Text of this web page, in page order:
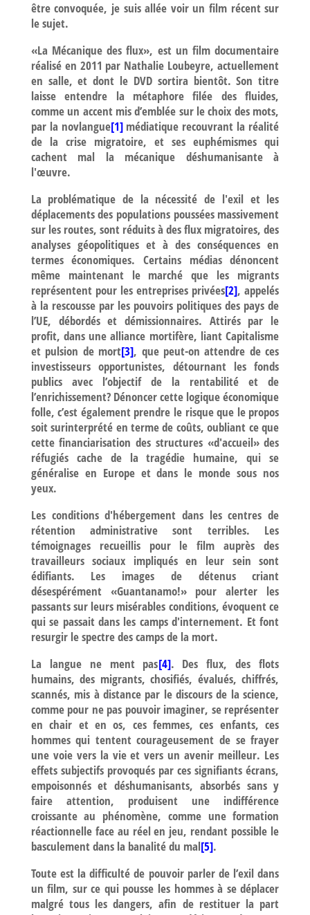
être convoquée, je suis allée voir un film récent sur
le sujet.
«La Mécanique des flux», est un film documentaire
réalisé en 2011 par Nathalie Loubeyre, actuellement
en salle, et dont le DVD sortira bientôt. Son titre
laisse entendre la métaphore filée des fluides,
comme un accent mis d’emblée sur le choix des mots,
par la novlangue[1]médiatique recouvrant la réalité
de la crise migratoire, et ses euphémismes qui
cachent mal la mécanique déshumanisante à
l'œuvre.
La problématique de la nécessité de l'exil et les
déplacements des populations poussées massivement
sur les routes, sont réduits à des flux migratoires, des
analyses géopolitiques et à des conséquences en
termes économiques. Certains médias dénoncent
même maintenant le marché que les migrants
représentent pour les entreprises privées[2], appelés
à la rescousse par les pouvoirs politiques des pays de
l’UE, débordés et démissionnaires. Attirés par le
profit, dans une alliance mortifère, liant Capitalisme
et pulsion de mort[3], que peut-on attendre de ces
investisseurs opportunistes, détournant les fonds
publics avec l’objectif de la rentabilité et de
l’enrichissement? Dénoncer cette logique économique
folle, c’est également prendre le risque que le propos
soit surinterprété en terme de coûts, oubliant ce que
cette financiarisation des structures «d'accueil» des
réfugiés cache de la tragédie humaine, qui se
généralise en Europe et dans le monde sous nos
yeux.
Les conditions d'hébergement dans les centres de
rétention administrative sont terribles. Les
témoignages recueillis pour le film auprès des
travailleurs sociaux impliqués en leur sein sont
édifiants. Les images de détenus criant
désespérément «Guantanamo!» pour alerter les
passants sur leurs misérables conditions, évoquent ce
qui se passait dans les camps d'internement. Et font
resurgir le spectre des camps de la mort.
La langue ne ment pas[4]. Des flux, des flots
humains, des migrants, chosifiés, évalués, chiffrés,
scannés, mis à distance par le discours de la science,
comme pour ne pas pouvoir imaginer, se représenter
en chair et en os, ces femmes, ces enfants, ces
hommes qui tentent courageusement de se frayer
une voie vers la vie et vers un avenir meilleur. Les
effets subjectifs provoqués par ces signifiants écrans,
empoisonnés et déshumanisants, absorbés sans y
faire attention, produisent une indifférence
croissante au phénomène, comme une formation
réactionnelle face au réel en jeu, rendant possible le
basculement dans la banalité du mal[5].
Toute est la difficulté de pouvoir parler de l’exil dans
un film, sur ce qui pousse les hommes à se déplacer
malgré tous les dangers, afin de restituer la part